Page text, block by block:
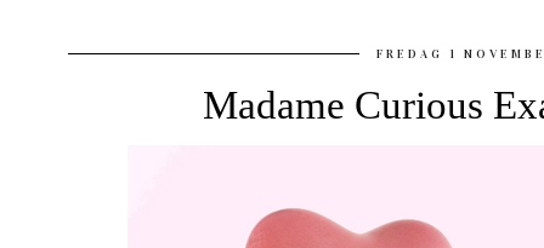
FREDAG 1
Madame Curious